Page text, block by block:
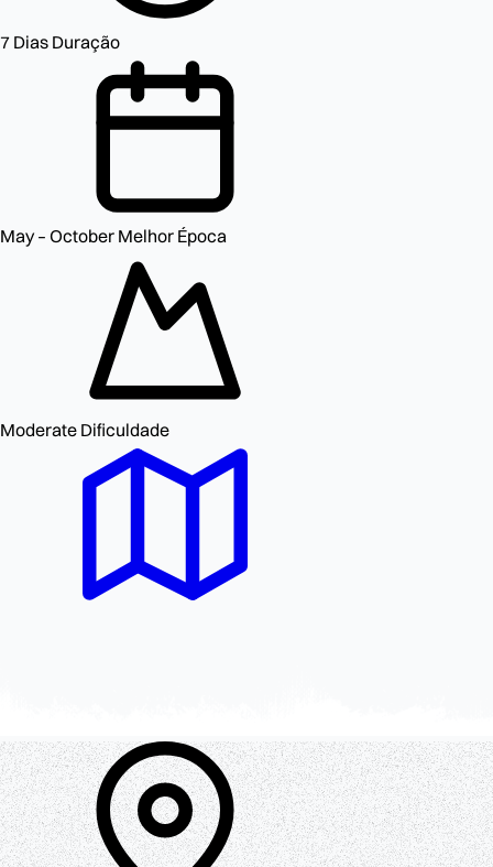
7 Dias Duração
May – October Melhor Época
Moderate Dificuldade